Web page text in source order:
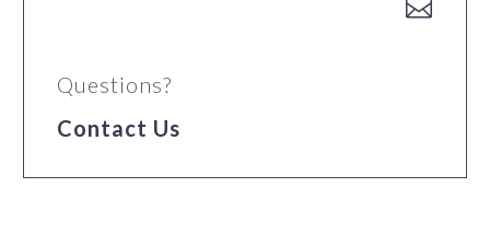
Questions?
Contact Us